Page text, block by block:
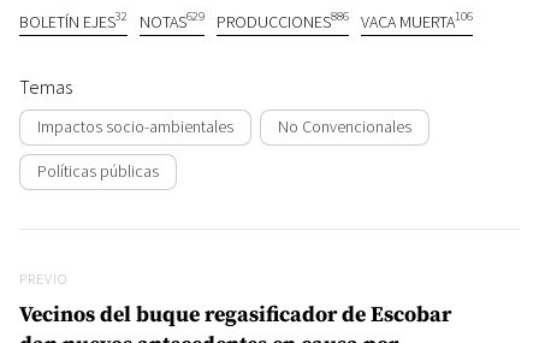
BOLETÍN EJES32 NOTAS629 PRODUCCIONES886 VACA MUERTA106
Temas
Impactos socio-ambientales No Convencionales
Políticas públicas
Previo
PREVIO
Vecinos del buque regasificador de Escobar